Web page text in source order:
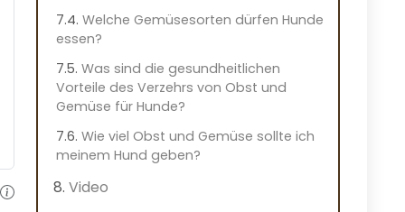
Welche Gemüsesorten dürfen Hunde
essen?
Was sind die gesundheitlichen
Vorteile des Verzehrs von Obst und
Gemüse für Hunde?
Wie viel Obst und Gemüse sollte ich
meinem Hund geben?
Video